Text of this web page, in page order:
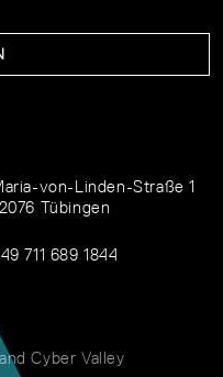
von-Linden-Straße 1
Tübingen
711 689 1844
Cyber Valley